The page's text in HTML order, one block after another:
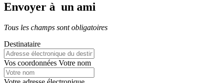
Envoyer à un ami
Tous les champs sont obligatoires
Destinataire
Vos coordonnées Votre nom